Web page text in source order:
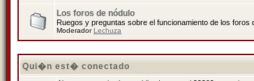
Los foros de nódulo
Ruegos y preguntas sobre el funcionamiento de los foros
ModeradorLechuza
Qui�n est� conectado